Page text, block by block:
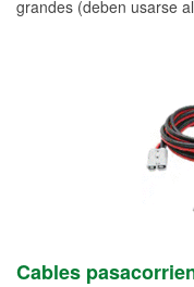
grandes (deben usarse
Cables